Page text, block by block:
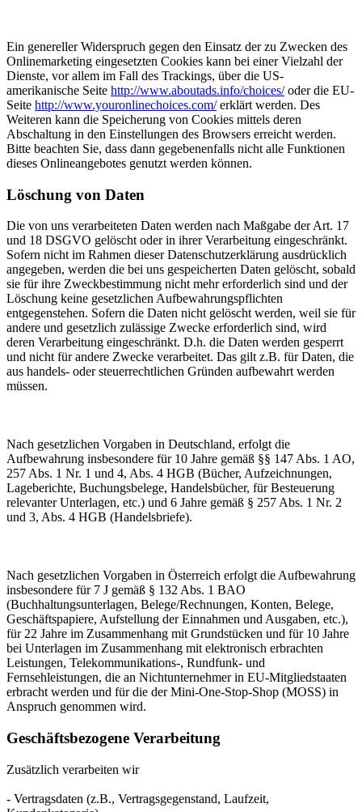
Ein genereller Widerspruch gegen den Einsatz der zu Zwecken des
Onlinemarketing eingesetzten Cookies kann bei einer Vielzahl der
Dienste, vor allem im Fall des Trackings, über die US-
amerikanische Seite http://www.aboutads.info/choices/oder die EU-
Seite http://www.youronlinechoices.com/erklärt werden. Des
Weiteren kann die Speicherung von Cookies mittels deren
Abschaltung in den Einstellungen des Browsers erreicht werden.
Bitte beachten Sie, dass dann gegebenenfalls nicht alle Funktionen
dieses Onlineangebotes genutzt werden können.
Löschung von Daten
Die von uns verarbeiteten Daten werden nach Maßgabe der Art. 17
und 18 DSGVO gelöscht oder in ihrer Verarbeitung eingeschränkt.
Sofern nicht im Rahmen dieser Datenschutzerklärung ausdrücklich
angegeben, werden die bei uns gespeicherten Daten gelöscht, sobald
sie für ihre Zweckbestimmung nicht mehr erforderlich sind und der
Löschung keine gesetzlichen Aufbewahrungspflichten
entgegenstehen. Sofern die Daten nicht gelöscht werden, weil sie für
andere und gesetzlich zulässige Zwecke erforderlich sind, wird
deren Verarbeitung eingeschränkt. D.h. die Daten werden gesperrt
und nicht für andere Zwecke verarbeitet. Das gilt z.B. für Daten, die
aus handels- oder steuerrechtlichen Gründen aufbewahrt werden
müssen.
Nach gesetzlichen Vorgaben in Deutschland, erfolgt die
Aufbewahrung insbesondere für 10 Jahre gemäß §§ 147 Abs. 1 AO,
257 Abs. 1 Nr. 1 und 4, Abs. 4 HGB (Bücher, Aufzeichnungen,
Lageberichte, Buchungsbelege, Handelsbücher, für Besteuerung
relevanter Unterlagen, etc.) und 6 Jahre gemäß § 257 Abs. 1 Nr. 2
und 3, Abs. 4 HGB (Handelsbriefe).
Nach gesetzlichen Vorgaben in Österreich erfolgt die Aufbewahrung
insbesondere für 7 J gemäß § 132 Abs. 1 BAO
(Buchhaltungsunterlagen, Belege/Rechnungen, Konten, Belege,
Geschäftspapiere, Aufstellung der Einnahmen und Ausgaben, etc.),
für 22 Jahre im Zusammenhang mit Grundstücken und für 10 Jahre
bei Unterlagen im Zusammenhang mit elektronisch erbrachten
Leistungen, Telekommunikations-, Rundfunk- und
Fernsehleistungen, die an Nichtunternehmer in EU-Mitgliedstaaten
erbracht werden und für die der Mini-One-Stop-Shop (MOSS) in
Anspruch genommen wird.
Geschäftsbezogene Verarbeitung
Zusätzlich verarbeiten wir
- Vertragsdaten (z.B., Vertragsgegenstand, Laufzeit,